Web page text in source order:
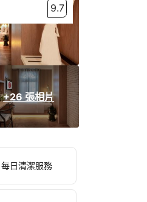
+26 張相片
9.7
每日清潔服務